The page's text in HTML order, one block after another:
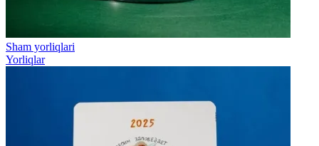
Sham yorliqlari
Yorliqlar